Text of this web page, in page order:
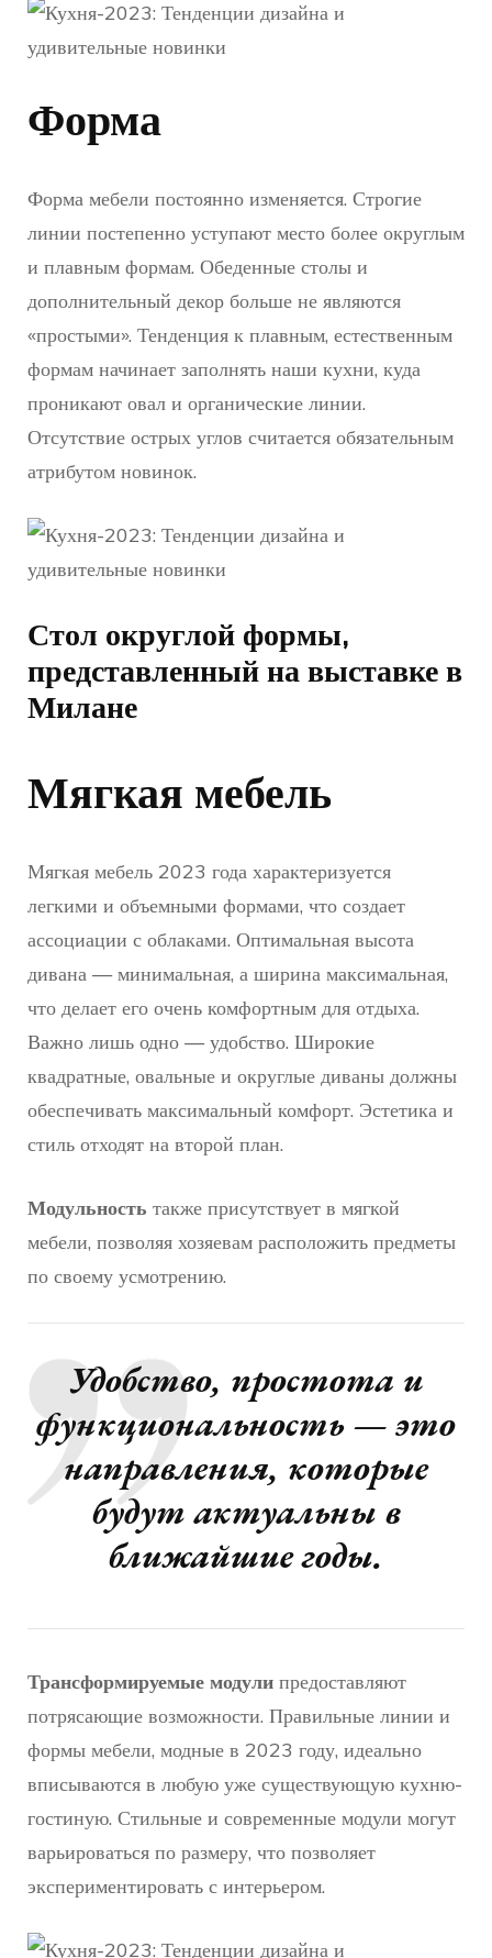
Форма
Форма мебели постоянно изменяется. Строгие
линии постепенно уступают место более округлым
и плавным формам. Обеденные столы и
дополнительный декор больше не являются
«простыми». Тенденция к плавным, естественным
формам начинает заполнять наши кухни, куда
проникают овал и органические линии.
Отсутствие острых углов считается обязательным
атрибутом новинок.
Стол округлой формы,
представленный на выставке в
Милане
Мягкая мебель
Мягкая мебель 2023 года характеризуется
легкими и объемными формами, что создает
ассоциации с облаками. Оптимальная высота
дивана — минимальная, а ширина максимальная,
что делает его очень комфортным для отдыха.
Важно лишь одно — удобство. Широкие
квадратные, овальные и округлые диваны должны
обеспечивать максимальный комфорт. Эстетика и
стиль отходят на второй план.
Модульность также присутствует в мягкой
мебели, позволяя хозяевам расположить предметы
по своему усмотрению.
Удобство, простота и
функциональность — это
направления, которые
будут актуальны в
ближайшие годы.
Трансформируемые модули предоставляют
потрясающие возможности. Правильные линии и
формы мебели, модные в 2023 году, идеально
вписываются в любую уже существующую кухню-
гостиную. Стильные и современные модули могут
варьироваться по размеру, что позволяет
экспериментировать с интерьером.